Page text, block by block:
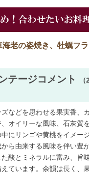
老の姿焼き、牡蠣フ
テージコメント
などを思わせる果実香、
オイリーな風味、石灰質
にリンゴや黄桃をイメー
ら由来する風味を伴い豊
酸とミネラルに富み、旨
ています。余韻は長く、